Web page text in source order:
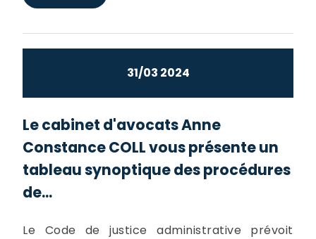
31/03 2024
Le cabinet d'avocats Anne
Constance COLL vous présente un
tableau synoptique des procédures
de...
Le Code de justice administrative prévoit